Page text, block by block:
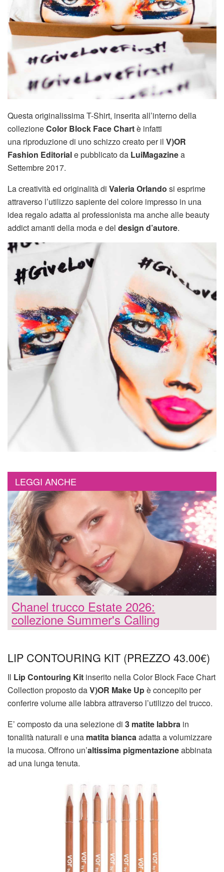
Questa originalissima T-Shirt, inserita all’interno della
collezioneColor Block Face Chartè infatti
una riproduzione di uno schizzo creato per il V)OR
Fashion Editoriale pubblicato da LuiMagazinea
Settembre 2017.
La creatività ed originalità di Valeria Orlando si esprime
attraverso l’utilizzo sapiente del colore impresso in una
idea regalo adatta al professionista ma anche alle beauty
addict amanti della moda e del design d’autore.
LEGGI ANCHE
Chanel trucco Estate 2026:
collezione Summer's Calling
LIP CONTOURING KIT (PREZZO 43.00€)
Il Lip Contouring Kit inserito nella Color Block Face Chart
Collection proposto daV)OR Make Upè concepito per
conferire volume alle labbra attraverso l’utilizzo del trucco.
E’ composto da una selezione di 3 matite labbra in
tonalità naturali e una matita biancaadatta a volumizzare
la mucosa. Offrono un’altissima pigmentazioneabbinata
ad una lunga tenuta.